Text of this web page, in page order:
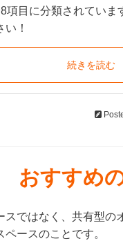
8項目に分類されてい
！
続きを読む
おすすめ
スではなく、共有型の
ースのことです。